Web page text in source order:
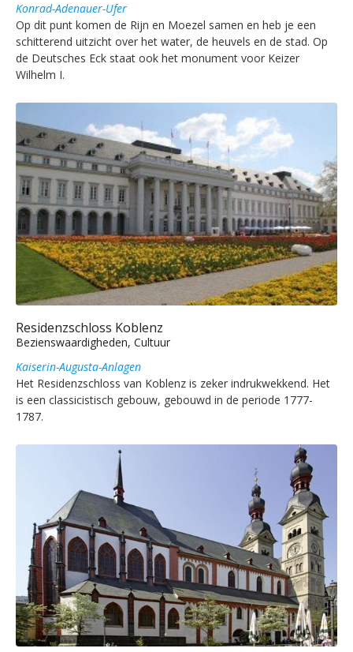
Konrad-Adenauer-Ufer
Op dit punt komen de Rijn en Moezel samen en heb je een
schitterend uitzicht over het water, de heuvels en de stad. Op
de Deutsches Eck staat ook het monument voor Keizer
Wilhelm I.
Residenzschloss Koblenz
Bezienswaardigheden, Cultuur
Kaiserin-Augusta-Anlagen
Het Residenzschloss van Koblenz is zeker indrukwekkend. Het
is een classicistisch gebouw, gebouwd in de periode 1777-
1787.